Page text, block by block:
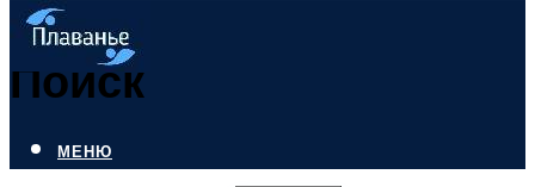
Поиск
МЕНЮ